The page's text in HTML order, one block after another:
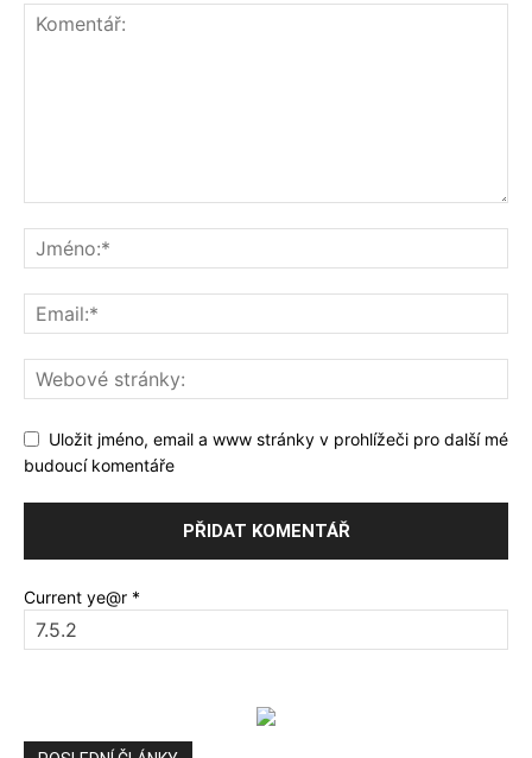
Uložit jméno, email a www stránky v prohlížeči pro další mé
budoucí komentáře
Current ye@r *